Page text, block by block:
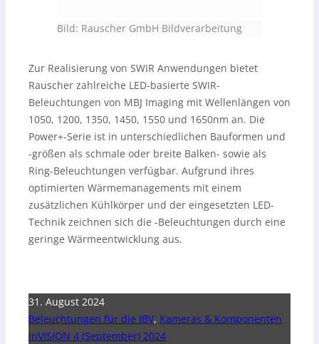
Bild: Rauscher GmbH Bildverarbeitung
Zur Realisierung von SWIR Anwendungen bietet
Rauscher zahlreiche LED-basierte SWIR-
Beleuchtungen von MBJ Imaging mit Wellenlängen von
1050, 1200, 1350, 1450, 1550 und 1650nm an. Die
Power+-Serie ist in unterschiedlichen Bauformen und
-größen als schmale oder breite Balken- sowie als
Ring-Beleuchtungen verfügbar. Aufgrund ihres
optimierten Wärmemanagements mit einem
zusätzlichen Kühlkörper und der eingesetzten LED-
Technik zeichnen sich die -Beleuchtungen durch eine
geringe Wärmeentwicklung aus.
31. August 2024
Beleuchtungen für die IBV, Kameras & Komponenten
inVISION 4 (September) 2024